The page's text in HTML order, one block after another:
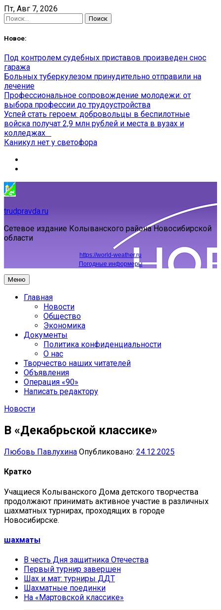
Skip
to
content
Пт, Авг 7, 2026
Найти:
Новое:
Под контролем судебных приставов произведен снос
гаража
Больных туберкулезом принудительно отправили на
лечение
Профессиональное сопровождение молодежи: от
выбора профессии до трудоустройства
Успей стать героем: добровольцы в беспилотные
войска получат 2,9 млн рублей и места в вузах и
колледжах
Каникул нет у светофора
trudpravda.ru
Сетевое издание Колыванского района Новосибирской
области
https://world-weather.ru
Погодные информеры
Меню
Главная
Новости
Общество
Экономика
Документы
Политика конфиденциальности
О нас
Творчество наших читателей
Объявления
Операция «90»
Написать редактору
Новости
В «Декабрьской классике»
Любовь Павлухина Опубликовано: 24.12.2025
Кратко
Учащиеся Колыванского Дома детского творчества
продолжают принимать активное участие в различных
шахматных турнирах, проходящих в городе
Новосибирске.
шахматы
В честь Дня защитника Отечества
Первый турнир завершен
Шах и мат: турниры ДДТ
Шахматные поединки
На «Мартовской классике»